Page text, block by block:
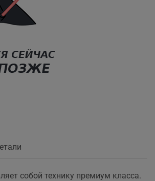
собой технику премиум класса.